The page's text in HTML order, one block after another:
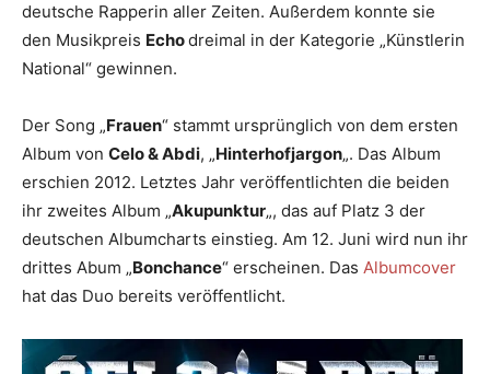
deutsche Rapperin aller Zeiten. Außerdem konnte sie
den Musikpreis Echodreimal in der Kategorie „Künstlerin
National“ gewinnen.
Der Song „Frauen“ stammt ursprünglich von dem ersten
Album von Celo & Abdi, „Hinterhofjargon„. Das Album
erschien 2012. Letztes Jahr veröffentlichten die beiden
ihr zweites Album „Akupunktur„, das auf Platz 3 der
deutschen Albumcharts einstieg. Am 12. Juni wird nun ihr
drittes Abum „Bonchance“ erscheinen. Das Albumcover
hat das Duo bereits veröffentlicht.